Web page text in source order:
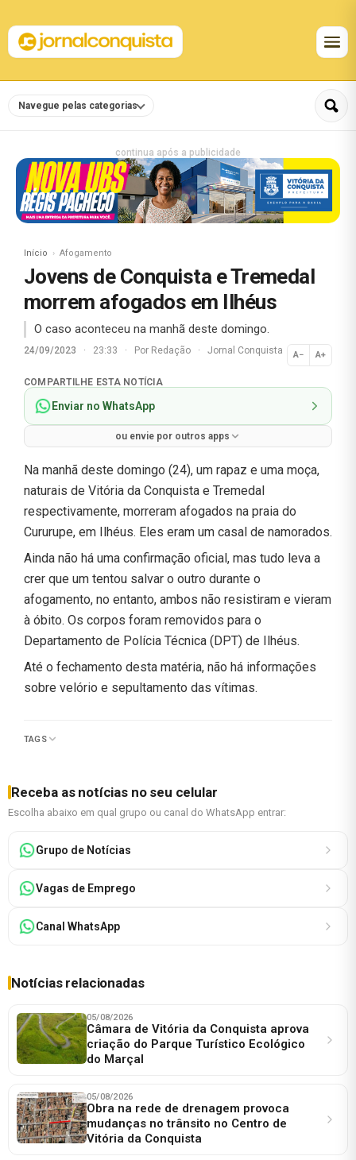
Navegue pelas categorias
continua após a publicidade
Início Afogamento
Jovens de Conquista e Tremedal
morrem afogados em Ilhéus
O caso aconteceu na manhã deste domingo.
24/09/2023 · 23:33 · Por Redação · Jornal Conquista A− A+
Normal
COMPARTILHE ESTA NOTÍCIA
Enviar no WhatsApp
ou envie por outros apps
Na manhã deste domingo (24), um rapaz e uma moça,
naturais de Vitória da Conquista e Tremedal
respectivamente, morreram afogados na praia do
Cururupe, em Ilhéus. Eles eram um casal de namorados.
Ainda não há uma confirmação oficial, mas tudo leva a
crer que um tentou salvar o outro durante o
afogamento, no entanto, ambos não resistiram e vieram
à óbito. Os corpos foram removidos para o
Departamento de Polícia Técnica (DPT) de Ilhéus.
Até o fechamento desta matéria, não há informações
sobre velório e sepultamento das vítimas.
TAGS
Receba as notícias no seu celular
Escolha abaixo em qual grupo ou canal do WhatsApp entrar:
Grupo de Notícias
Vagas de Emprego
Canal WhatsApp
Notícias relacionadas
05/08/2026
Câmara de Vitória da Conquista aprova
criação do Parque Turístico Ecológico
do Marçal
05/08/2026
Obra na rede de drenagem provoca
mudanças no trânsito no Centro de
Vitória da Conquista